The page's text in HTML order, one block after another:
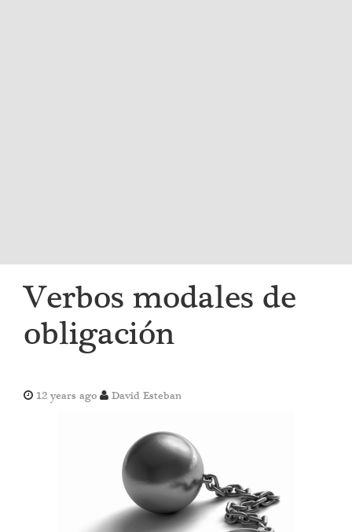
Verbos modales de
obligación
12 years ago David Esteban